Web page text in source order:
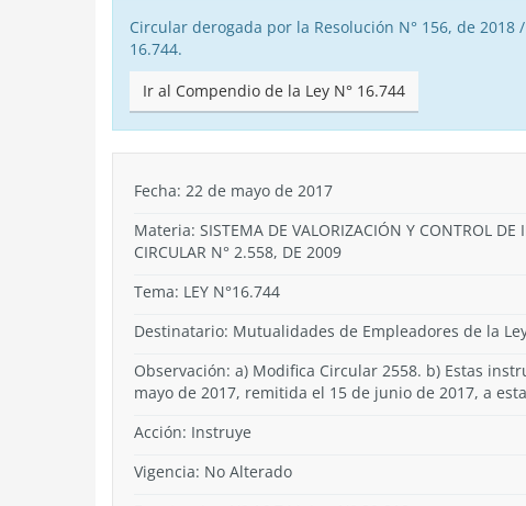
Circular derogada por la Resolución N° 156, de
16.744.
Ir al Compendio de la Ley N° 16.744
Fecha: 22 de mayo de 2017
Materia: SISTEMA DE VALORIZACIÓN Y CONTROL DE
CIRCULAR N° 2.558, DE 2009
Tema: LEY N°16.744
Destinatario: Mutualidades de Empleadores de la
Observación: a) Modifica Circular 2558. b) Estas
mayo de 2017, remitida el 15 de junio de 2017, a
Acción: Instruye
Vigencia: No Alterado